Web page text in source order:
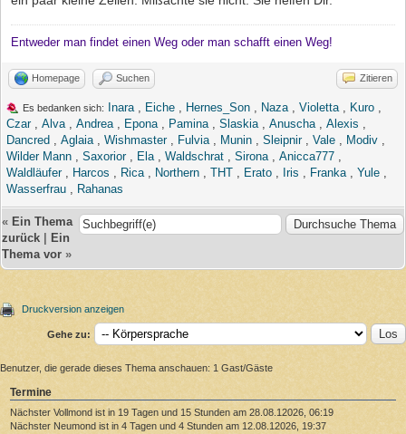
Entweder man findet einen Weg oder man schafft einen Weg!
Homepage Suchen Zitieren
Es bedanken sich: Inara, Eiche , Hernes_Son , Naza, Violetta, Kuro ,
Czar, Alva, Andrea, Epona, Pamina, Slaskia, Anuscha, Alexis ,
Dancred , Aglaia, Wishmaster, Fulvia, Munin , Sleipnir, Vale , Modiv ,
Wilder Mann , Saxorior, Ela, Waldschrat , Sirona, Anicca777 ,
Waldläufer, Harcos , Rica, Northern , THT , Erato , Iris , Franka, Yule ,
Wasserfrau , Rahanas
« Ein Thema
zurück
Ein
Thema vor »
Druckversion anzeigen
Gehe zu:
Benutzer, die gerade dieses Thema anschauen: 1 Gast/Gäste
Termine
Nächster Vollmond ist in 19 Tagen und 15 Stunden am 28.08.12026, 06:19
Nächster Neumond ist in 4 Tagen und 4 Stunden am 12.08.12026, 19:37